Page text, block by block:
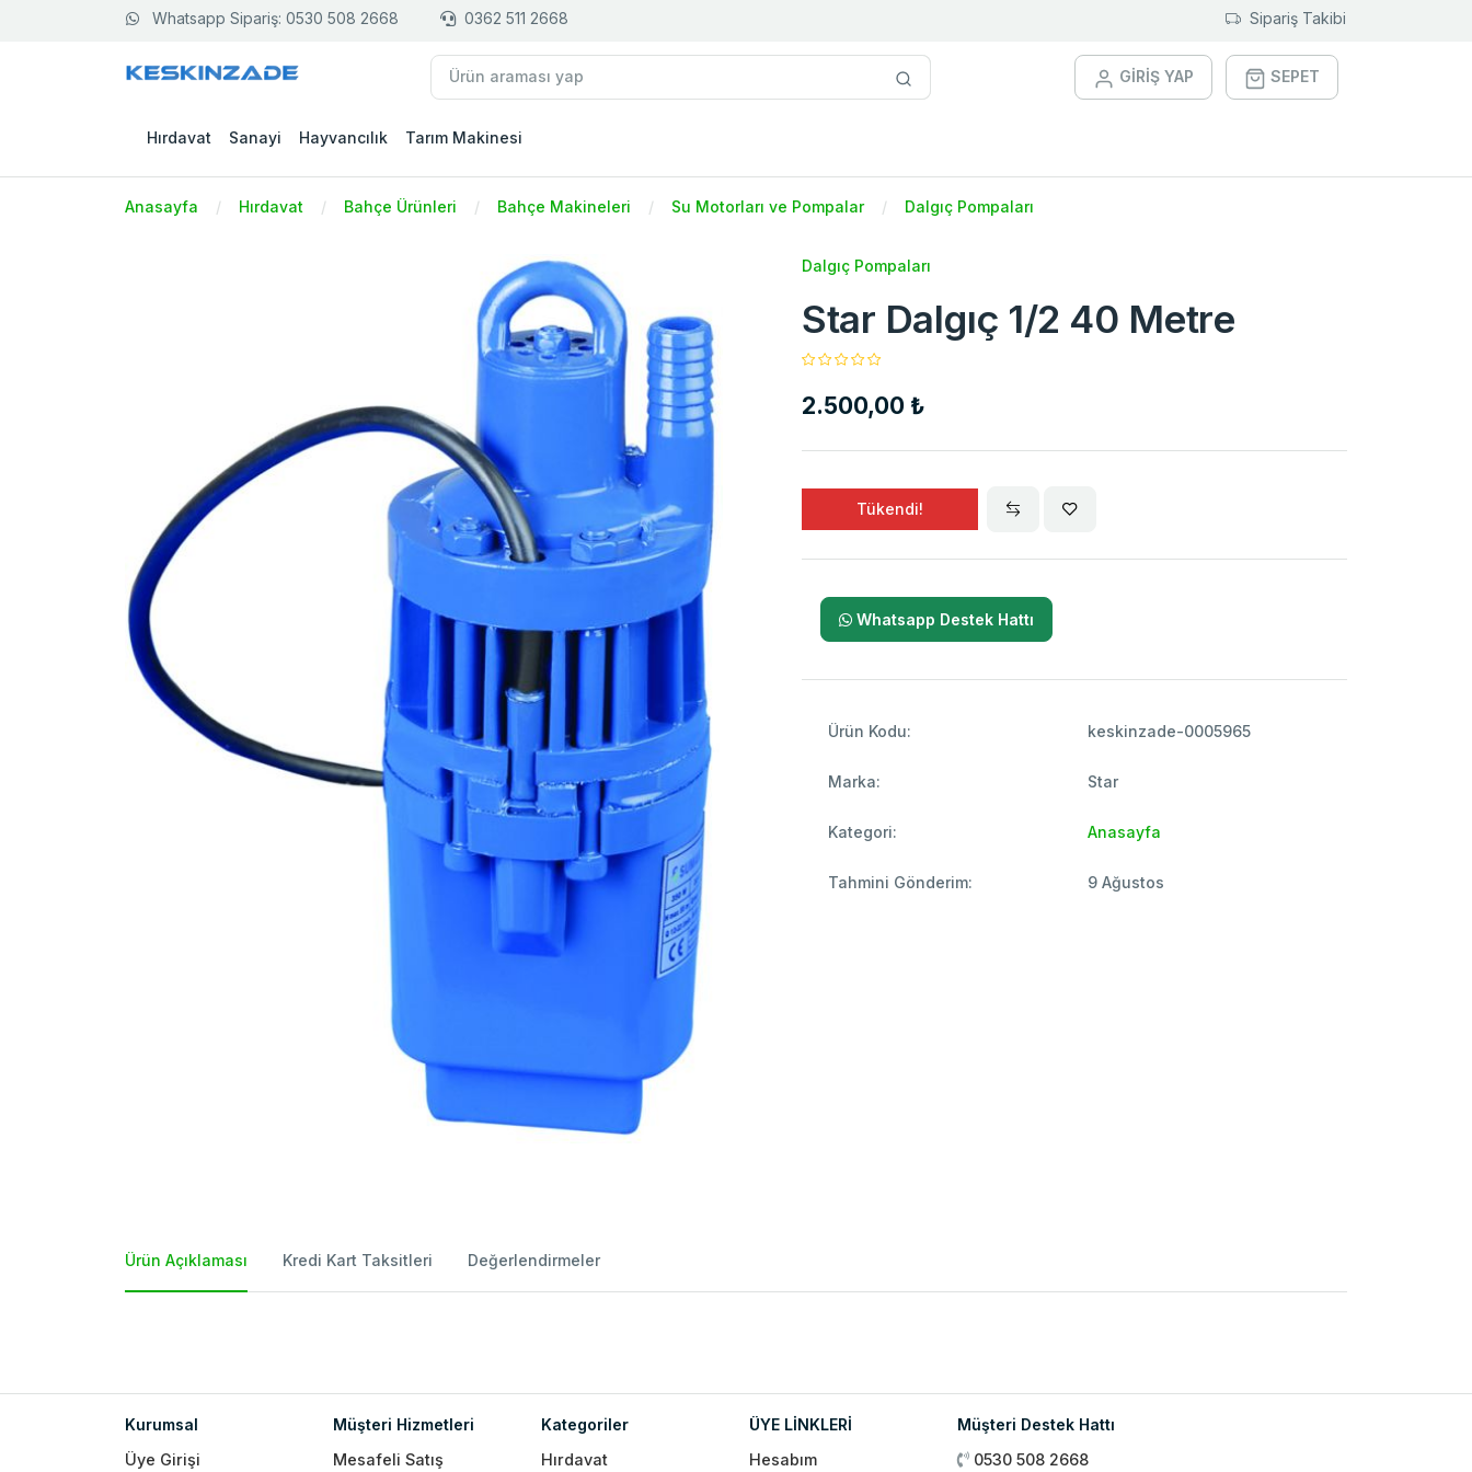
Whatsapp Sipariş: 0530 508 2668 0362 511 2668 Sipariş Takibi
GİRİŞ YAP SEPET
Hırdavat Sanayi Hayvancılık Tarım Makinesi
Anasayfa Hırdavat Bahçe Ürünleri Bahçe Makineleri Su Motorları ve Pompalar Dalgıç Pompaları
Dalgıç Pompaları
Star Dalgıç 1/2 40 Metre
2.500,00 ₺
Tükendi!
Whatsapp Destek Hattı
Ürün Kodu: keskinzade-0005965
Marka: Star
Kategori: Anasayfa
Tahmini Gönderim: 9 Ağustos
Ürün Açıklaması Kredi Kart Taksitleri Değerlendirmeler
Kurumsal
Üye Girişi
Müşteri Hizmetleri
Mesafeli Satış
Kategoriler
Hırdavat
ÜYE LİNKLERİ
Hesabım
Müşteri Destek Hattı
0530 508 2668